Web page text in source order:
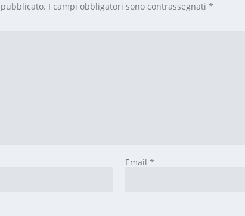
I campi obbligatori sono contrassegnati*
Email*